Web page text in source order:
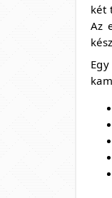
két
Az